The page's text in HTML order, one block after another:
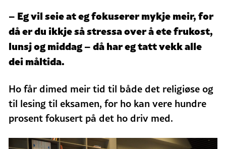
– Eg vil seie at eg fokuserer mykje meir, for
då er du ikkje så stressa over å ete frukost,
lunsj og middag – då har eg tatt vekk alle
dei måltida.
Ho får dimed meir tid til både det religiøse og
til lesing til eksamen, for ho kan vere hundre
prosent fokusert på det ho driv med.